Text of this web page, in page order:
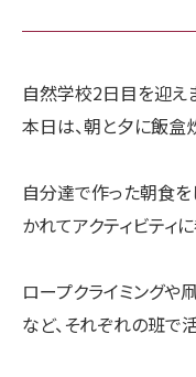
自然学校2日目を迎え
本日は、朝と夕に飯盒
自分達で作った朝食
かれてアクティビティ
ロープクライミングや
など、それぞれの班で